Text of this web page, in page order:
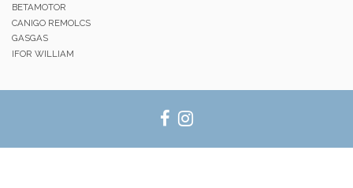
BETAMOTOR
CANIGO REMOLCS
GASGAS
IFOR WILLIAM